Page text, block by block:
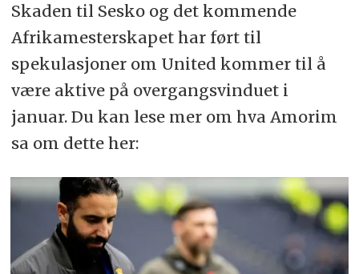
Skaden til Sesko og det kommende
Afrikamesterskapet har ført til
spekulasjoner om United kommer til å
være aktive på overgangsvinduet i
januar. Du kan lese mer om hva Amorim
sa om dette her: